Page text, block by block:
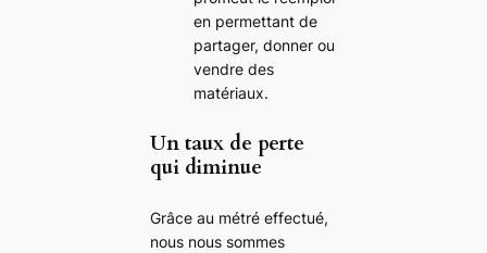
en permettant de
partager, donner ou
vendre des
matériaux.
Un taux de perte
qui diminue
Grâce au métré effectué,
nous nous sommes